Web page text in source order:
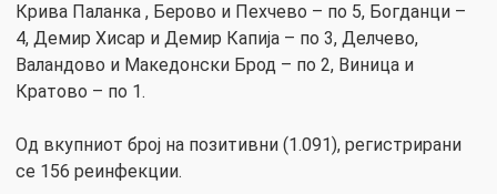
Крива Паланка , Берово и Пехчево – по 5, Богданци –
4, Демир Хисар и Демир Капија – по 3, Делчево,
Валандово и Македонски Брод – по 2, Виница и
Кратово – по 1.
Од вкупниот број на позитивни (1.091), регистрирани
се 156 реинфекции.